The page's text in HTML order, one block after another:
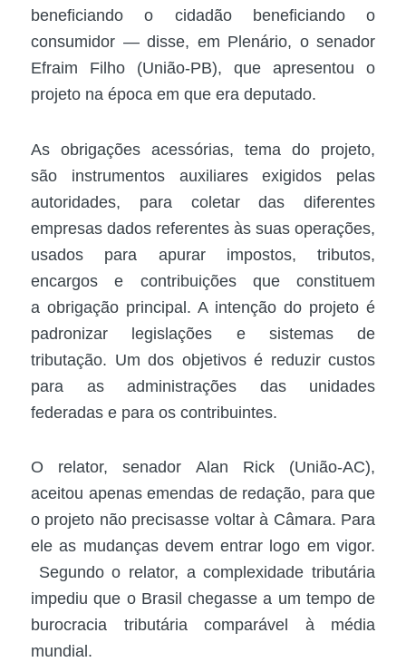
beneficiando o cidadão beneficiando o
consumidor — disse, em Plenário, o senador
Efraim Filho (União-PB), que apresentou o
projeto na época em que era deputado.
As obrigações acessórias, tema do projeto,
são instrumentos auxiliares exigidos pelas
autoridades, para coletar das diferentes
empresas dados referentes às suas operações,
usados para apurar impostos, tributos,
encargos e contribuições que constituem
a obrigação principal. A intenção do projeto é
padronizar legislações e sistemas de
tributação. Um dos objetivos é reduzir custos
para as administrações das unidades
federadas e para os contribuintes.
O relator, senador Alan Rick (União-AC),
aceitou apenas emendas de redação, para que
o projeto não precisasse voltar à Câmara. Para
ele as mudanças devem entrar logo em vigor.
Segundo o relator, a complexidade tributária
impediu que o Brasil chegasse a um tempo de
burocracia tributária comparável à média
mundial.